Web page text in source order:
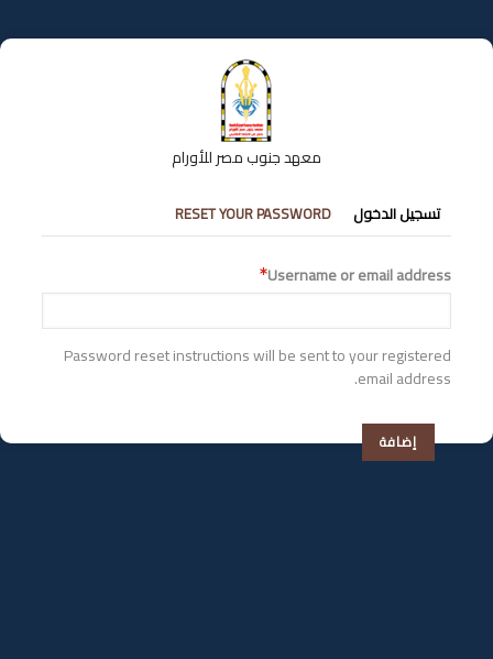
إلى
المحتوى
معهد جنوب مصر للأورام
التبويبات
الأساسية
تسجيل الدخول RESET YOUR PASSWORD
Username or email address
Password reset instructions will be sent to your registered
email address.